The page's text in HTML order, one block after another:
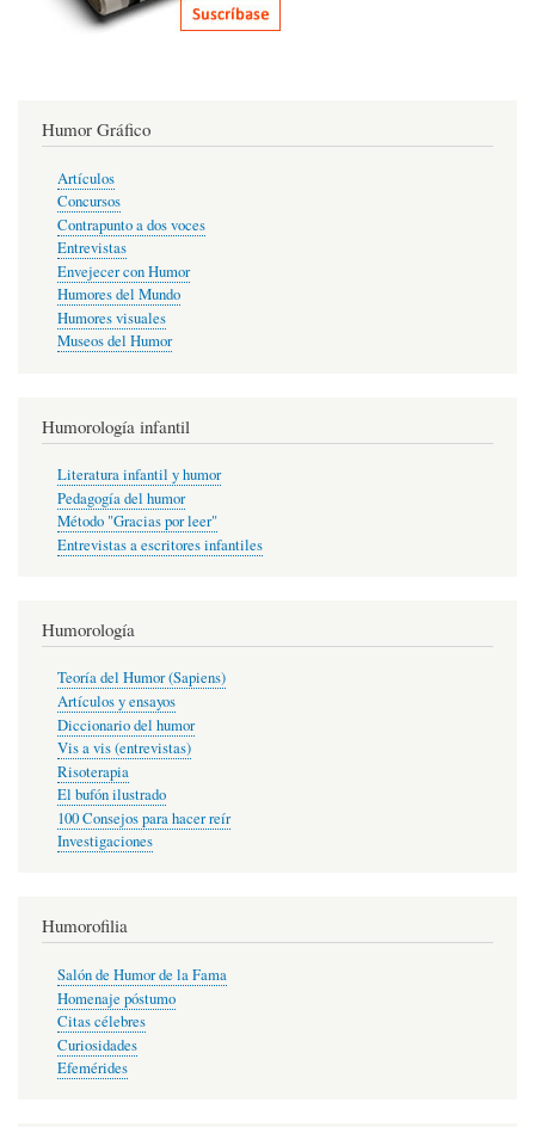
Humor Gráfico
Artículos
Concursos
Contrapunto a dos voces
Entrevistas
Envejecer con Humor
Humores del Mundo
Humores visuales
Museos del Humor
Humorología infantil
Literatura infantil y humor
Pedagogía del humor
Método "Gracias por leer"
Entrevistas a escritores infantiles
Humorología
Teoría del Humor (Sapiens)
Artículos y ensayos
Diccionario del humor
Vis a vis (entrevistas)
Risoterapia
El bufón ilustrado
100 Consejos para hacer reír
Investigaciones
Humorofilia
Salón de Humor de la Fama
Homenaje póstumo
Citas célebres
Curiosidades
Efemérides